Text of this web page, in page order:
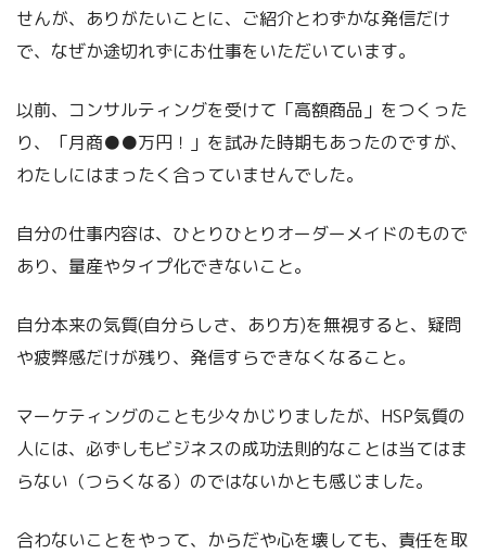
せんが、ありがたいことに、ご紹介とわずかな発信だけ
で、なぜか途切れずにお仕事をいただいています。
以前、コンサルティングを受けて「高額商品」をつくった
り、「月商●●万円！」を試みた時期もあったのですが、
わたしにはまったく合っていませんでした。
自分の仕事内容は、ひとりひとりオーダーメイドのもので
あり、量産やタイプ化できないこと。
自分本来の気質(自分らしさ、あり方)を無視すると、疑問
や疲弊感だけが残り、発信すらできなくなること。
マーケティングのことも少々かじりましたが、HSP気質の
人には、必ずしもビジネスの成功法則的なことは当てはま
らない（つらくなる）のではないかとも感じました。
合わないことをやって、からだや心を壊しても、責任を取